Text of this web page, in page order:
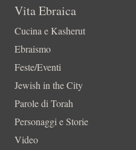
Vita Ebraica
Cucina e Kasherut
Ebraismo
Feste/Eventi
Jewish in the City
Parole di Torah
Personaggi e Storie
Video